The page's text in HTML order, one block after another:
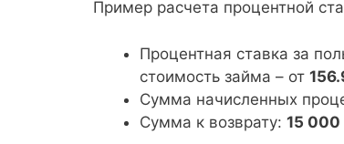
Пример расчета процентной
Процентная ставка за
стоимость займа – от
Сумма начисленных
Сумма к возврату: 15 000